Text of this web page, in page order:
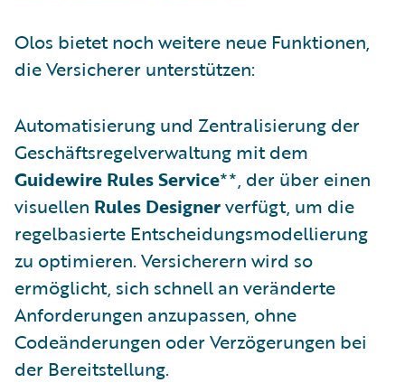
Olos bietet noch weitere neue Funktionen,
die Versicherer unterstützen:
Automatisierung und Zentralisierung der
Geschäftsregelverwaltung mit dem
Guidewire Rules Service**, der über einen
visuellen Rules Designerverfügt, um die
regelbasierte Entscheidungsmodellierung
zu optimieren. Versicherern wird so
ermöglicht, sich schnell an veränderte
Anforderungen anzupassen, ohne
Codeänderungen oder Verzögerungen bei
der Bereitstellung.